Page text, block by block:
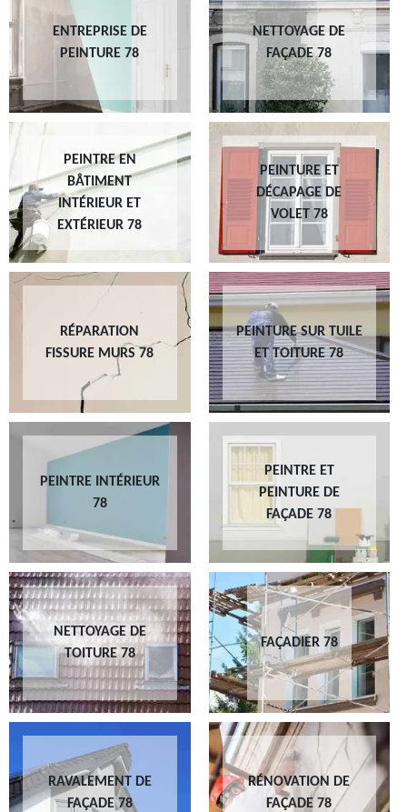
ENTREPRISE DE
PEINTURE 78
NETTOYAGE DE
FAÇADE 78
PEINTRE EN
BÂTIMENT
INTÉRIEUR ET
EXTÉRIEUR 78
PEINTURE ET
DÉCAPAGE DE
VOLET 78
RÉPARATION
FISSURE MURS 78
PEINTURE SUR TUILE
ET TOITURE 78
PEINTRE INTÉRIEUR
78
PEINTRE ET
PEINTURE DE
FAÇADE 78
NETTOYAGE DE
TOITURE 78
FAÇADIER 78
RAVALEMENT DE
FAÇADE 78
RÉNOVATION DE
FAÇADE 78